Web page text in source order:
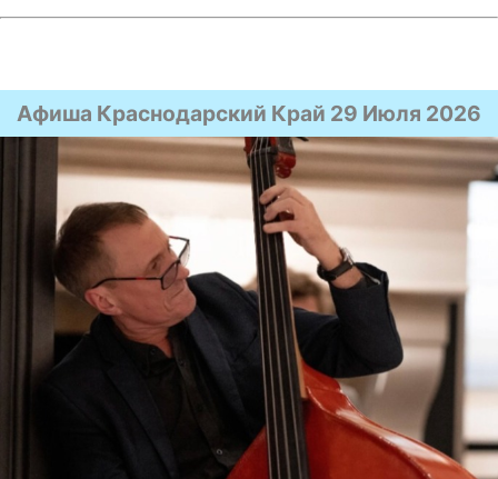
Афиша Краснодарский Край 29 Июля 2026